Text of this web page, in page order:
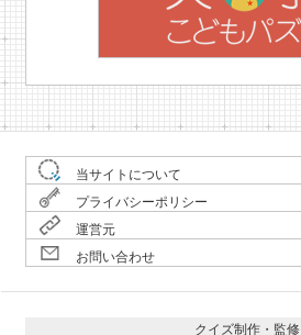
当サイトについて
プライバシーポリシー
運営元
お問い合わせ
クイズ制作・監修